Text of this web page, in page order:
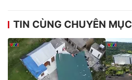
Email:toasoan@vtv.vn
024-7300.7108
TIN CÙNG CHUYÊN MỤC